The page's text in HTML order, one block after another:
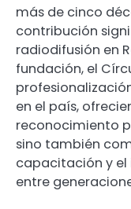
más de cinco
contribución
radiodifusión en
fundación, el
en el país,
reconocimiento
sino también
capacitación y
entre